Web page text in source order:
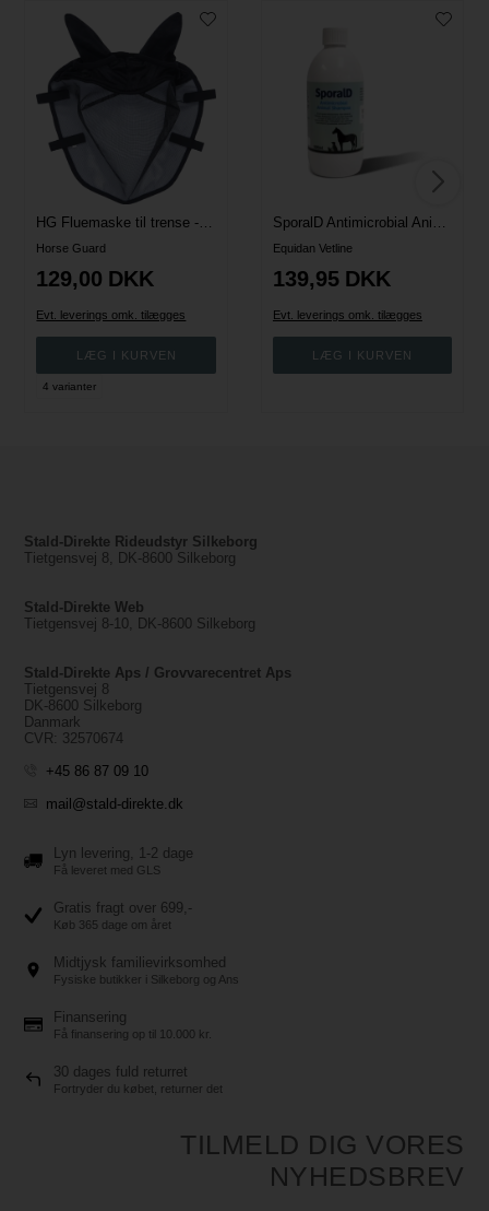
Horse Guard
129,00 DKK
Evt. leverings omk. tilægges
4 varianter
Equidan Vetline
139,95 DKK
Evt. leverings omk. tilægges
Stald-Direkte Rideudstyr Silkeborg
Tietgensvej 8, DK-8600 Silkeborg
Stald-Direkte Web
Tietgensvej 8-10, DK-8600 Silkeborg
Stald-Direkte Aps / Grovvarecentret Aps
Tietgensvej 8
DK-8600 Silkeborg
Danmark
CVR: 32570674
+45 86 87 09 10
mail@stald-direkte.dk
Lyn levering, 1-2 dage
Få leveret med GLS
Gratis fragt over 699,-
Køb 365 dage om året
Midtjysk familievirksomhed
Fysiske butikker i Silkeborg og Ans
Finansering
Få finansering op til 10.000 kr.
30 dages fuld returret
Fortryder du købet, returner det
TILMELD DIG VORES
NYHEDSBREV